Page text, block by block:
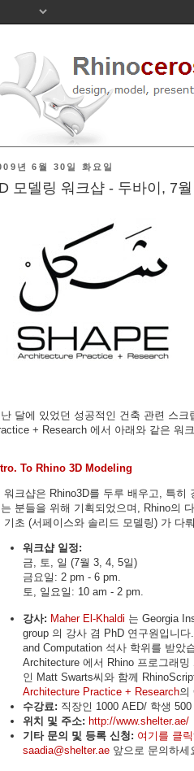
년 6월 30일 화요일
모델링 워크샵 - 두바이, 7
달에 있었던 성공적인 건축 관련 스
+ Research 에서 아래와 같은 워
To Rhino 3D Modeling
워크샵은 Rhino3D를 두루 배우고, 특
분들을 위해 기획되었으며, Rhino의
기초 (서페이스와 솔리드 모델링) 가 다
워크샵 일정:
금, 토, 일 (7월 3, 4, 5일)
금요일: 2 pm - 6 pm.
토, 일요일: 10 am - 2 pm.
강사: Maher El-Khaldi 는 Georgia
group 의 강사 겸 PhD 연구원입니
and Computation 석사 학위를 받았
Architecture 에서 Rhino 프로그래
인 Matt Swarts씨와 함께
Architecture Practice + Research의
수강료: 직장인 1000 AED/ 학생 500
위치 및 주소: http://www.shelter.ae/
기타 문의 및 등록 신청: 여기를 클릭
saadia@shelter.ae 앞으로 문의하세